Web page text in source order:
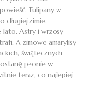
Tulipany w
długiej zimie.
lato. Astry i wrzosy
A zimowe amarylisy
świątecznych
peonie w
teraz, co najlepiej